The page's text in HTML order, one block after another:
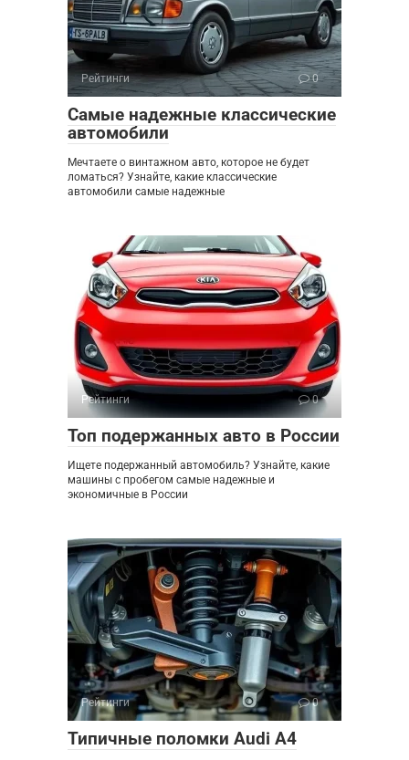
Рейтинги 0
Самые надежные классические
автомобили
Мечтаете о винтажном авто, которое не будет
ломаться? Узнайте, какие классические
автомобили самые надежные
Рейтинги 0
Топ подержанных авто в России
Ищете подержанный автомобиль? Узнайте, какие
машины с пробегом самые надежные и
экономичные в России
Рейтинги 0
Типичные поломки Audi A4